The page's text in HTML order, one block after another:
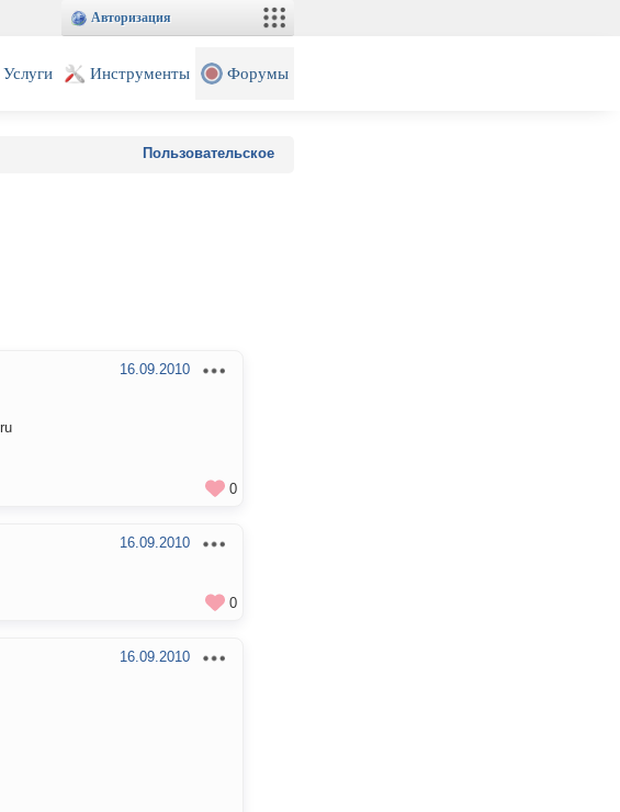
Авторизация
Услуги Инструменты Форумы
Пользовательское
16.09.2010
0
16.09.2010
0
16.09.2010